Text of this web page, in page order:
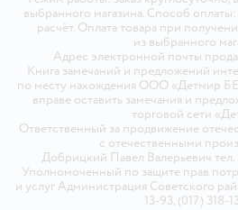
выбранного магазина. Способ
расчёт. Оплата товара при
из выбранного
Адрес электронной почты
Книга замечаний и предложений
по месту нахождения ООО «Детмир
вправе оставить замечания и
торговой сети
Ответственный за продвижение
с отечественными
Добрицкий Павел Валерьевич тел.
Уполномоченный по защите прав
и услуг Администрация Советского
13-93, (017) 318-